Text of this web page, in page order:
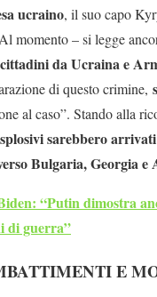
ucraino, il suo capo
momento – si legge
da Ucraina e
di questo crimine,
al caso”. Stando alla
sarebbero
Bulgaria, Georgia e
“Putin dimostra
di guerra”
E